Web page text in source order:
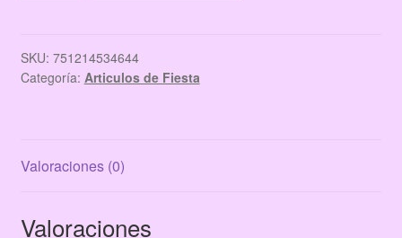
Regalo
Con
1
SKU: 751214534644
Categoría: Articulos de Fiesta
Valoraciones (0)
Valoraciones